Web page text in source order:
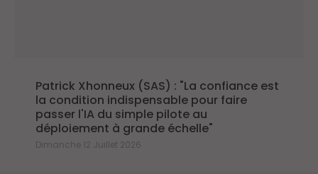
Patrick Xhonneux (SAS) : "La confiance est
la condition indispensable pour faire
passer l'IA du simple pilote au
déploiement à grande échelle"
Dimanche 12 Juillet 2026